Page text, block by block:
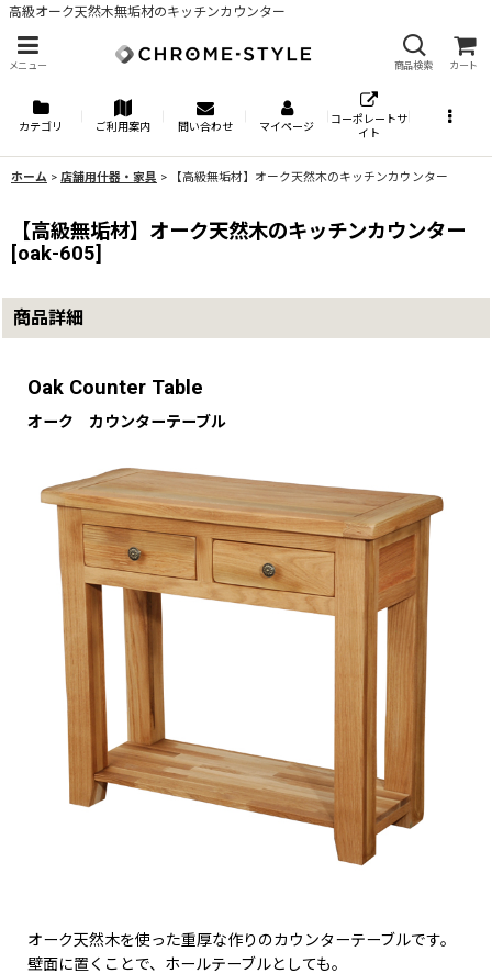
高級オーク天然木無垢材のキッチンカウンター
メニュー 商品検索 カート
カテゴリ ご利用案内 問い合わせ マイページ
コーポレートサ
イト
ホーム > 店舗用什器・家具 > 【高級無垢材】オーク天然木のキッチンカウンター
【高級無垢材】オーク天然木のキッチンカウンター
[oak-605]
商品詳細
Oak Counter Table
オーク カウンターテーブル
オーク天然木を使った重厚な作りのカウンターテーブルです。
壁面に置くことで、ホールテーブルとしても。